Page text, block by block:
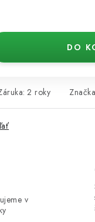
DO
: 2 roky
v